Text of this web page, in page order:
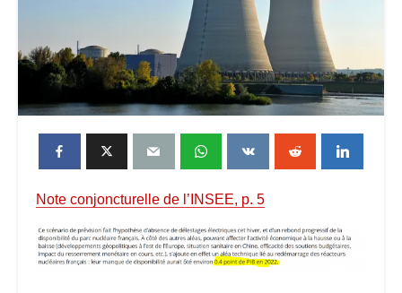
Note conjoncturelle de l’INSEE, p. 5